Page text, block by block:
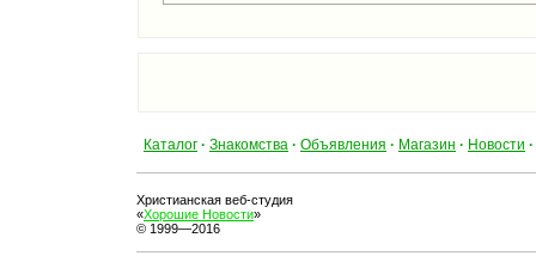
Каталог · Знакомства · Объявления · Магазин · Новости ·
Христианская веб-студия
«Хорошие Новости»
© 1999—2016